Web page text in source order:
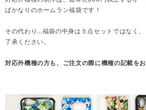
ばかなりのホームラン福袋です！
その代わり…福袋の中身は５点セットではなく
了承ください。
対応外機種の方も、ご注文の際に機種の記載を